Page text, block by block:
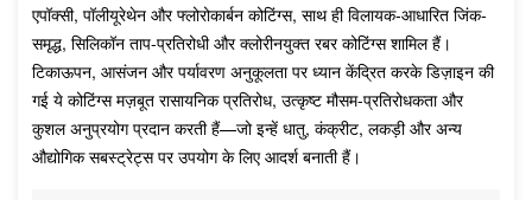
एपॉक्सी, पॉलीयूरेथेन और फ्लोरोकार्बन कोटिंग्स, साथ ही विलायक-आधारित जिंक-
समृद्ध, सिलिकॉन ताप-प्रतिरोधी और क्लोरीनयुक्त रबर कोटिंग्स शामिल हैं।
टिकाऊपन, आसंजन और पर्यावरण अनुकूलता पर ध्यान केंद्रित करके डिज़ाइन की
गई ये कोटिंग्स मज़बूत रासायनिक प्रतिरोध, उत्कृष्ट मौसम-प्रतिरोधकता और
कुशल अनुप्रयोग प्रदान करती हैं—जो इन्हें धातु, कंक्रीट, लकड़ी और अन्य
औद्योगिक सबस्ट्रेट्स पर उपयोग के लिए आदर्श बनाती हैं।